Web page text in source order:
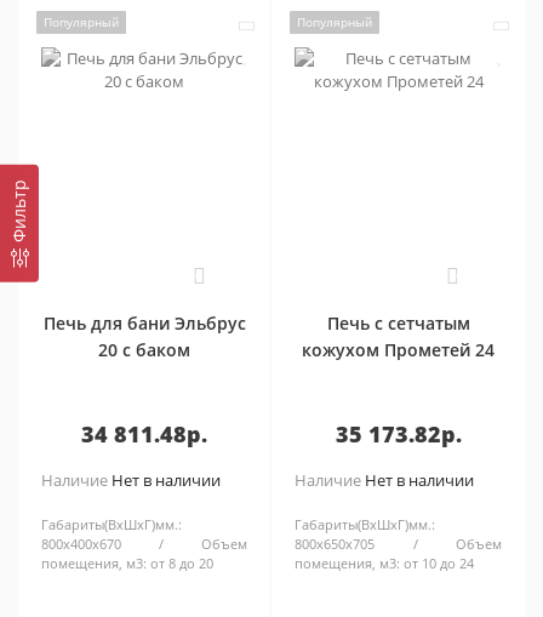
Фильтр
Популярный
Печь для бани Эльбрус
20 с баком
34 811.48р.
Наличие Нет в наличии
Габариты(ВхШхГ)мм.:
800х400х670
Объем
помещения, м3: от 8 до 20
Популярный
Печь с сетчатым
кожухом Прометей 24
35 173.82р.
Наличие Нет в наличии
Габариты(ВхШхГ)мм.:
800х650х705
Объем
помещения, м3: от 10 до 24